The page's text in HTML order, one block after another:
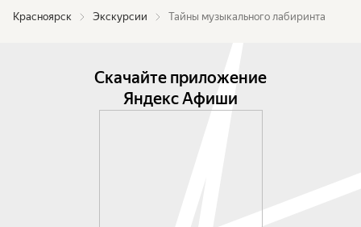
Красноярск Экскурсии Тайны музыкального лабиринта
Скачайте приложение
Яндекс Афиши